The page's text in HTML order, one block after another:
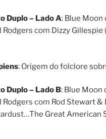
Duplo – Lado A: Blue Moon
Rodgers com Dizzy Gillespie
: Origem do folclore
Duplo – Lado B: Blue Moon
Rodgers com Rod Stewart &
Great American